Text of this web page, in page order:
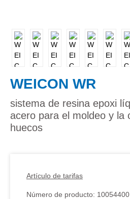
WEICON WR
sistema de resina epoxi
acero para el moldeo y la
huecos
Artículo de tarifas
Número de producto: 10054400